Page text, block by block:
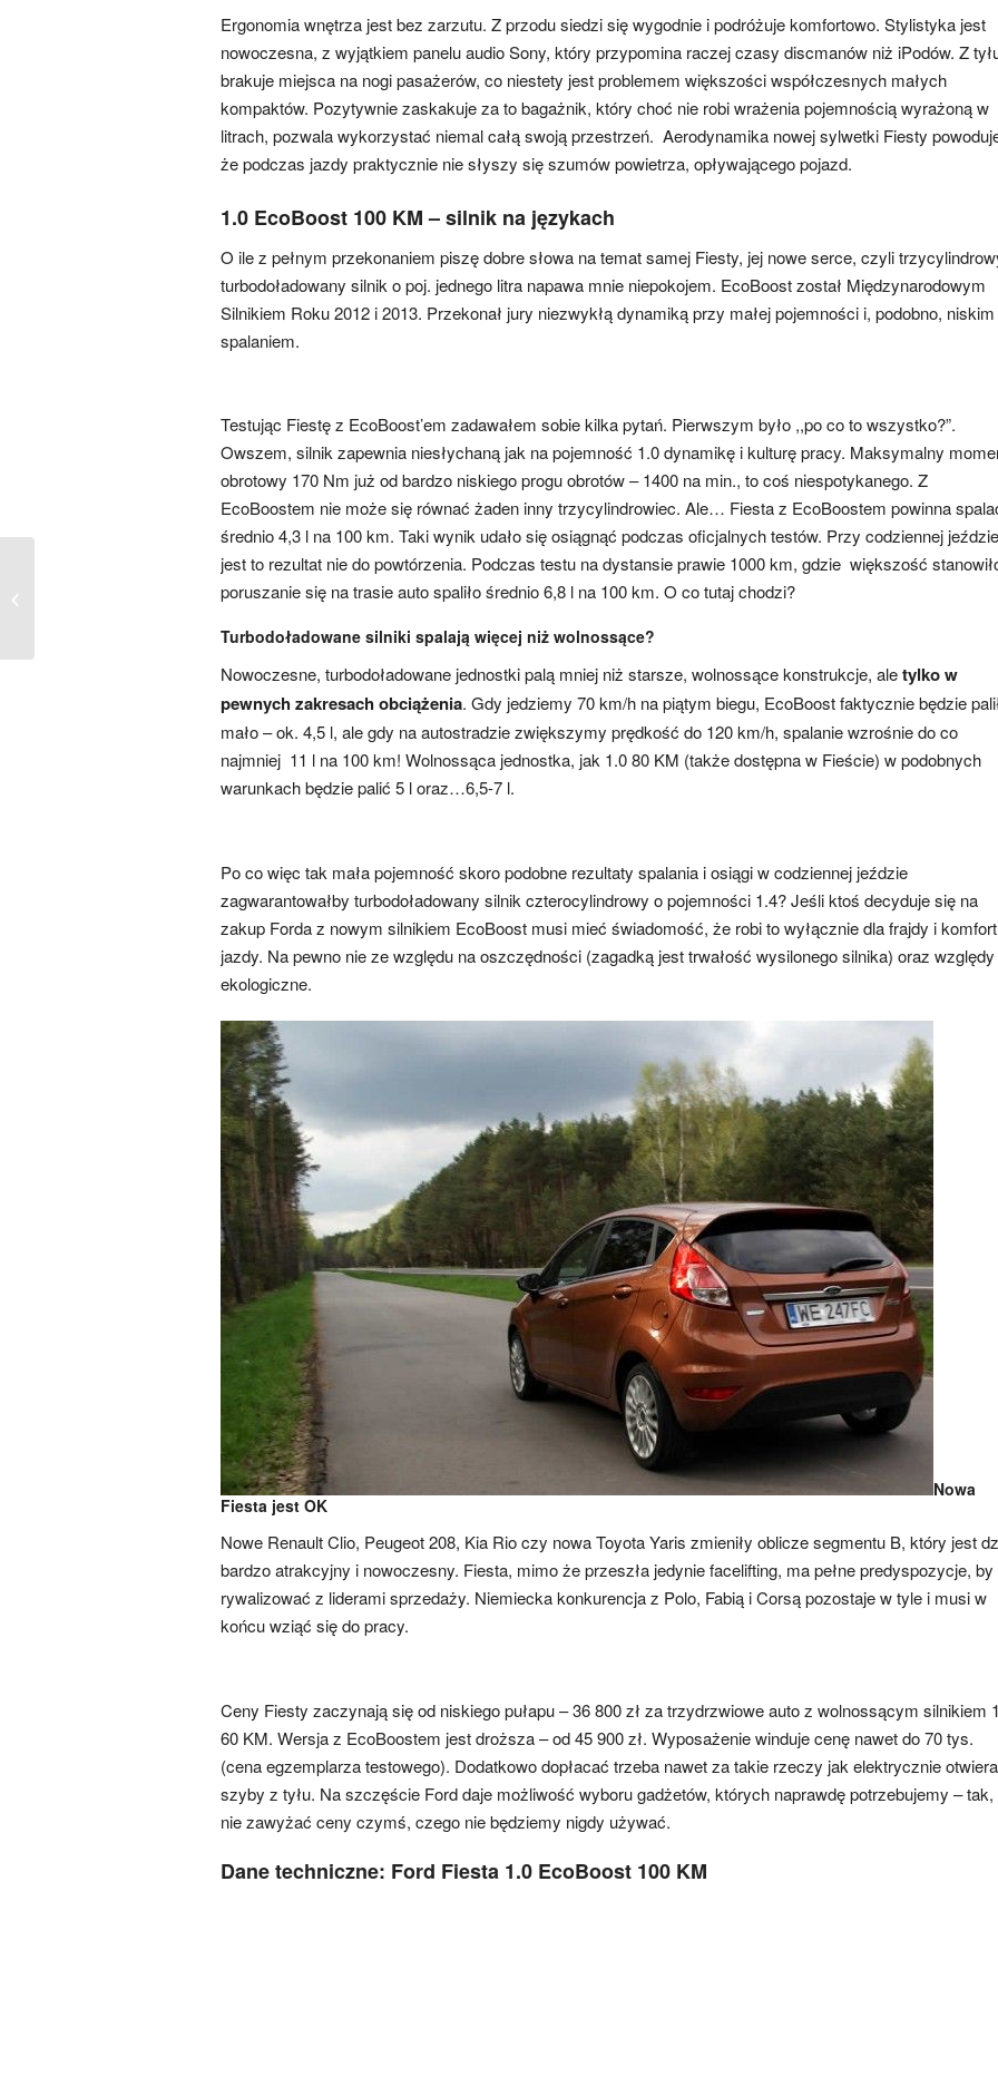
Ergonomia wnętrza jest bez zarzutu. Z przodu siedzi się wygodnie i podróżuje komfortowo. Stylistyka jest
nowoczesna, z wyjątkiem panelu audio Sony, który przypomina raczej czasy discmanów niż iPodów. Z
brakuje miejsca na nogi pasażerów, co niestety jest problemem większości współczesnych małych
kompaktów. Pozytywnie zaskakuje za to bagażnik, który choć nie robi wrażenia pojemnością wyrażoną w
litrach, pozwala wykorzystać niemal całą swoją przestrzeń. Aerodynamika nowej sylwetki Fiesty
że podczas jazdy praktycznie nie słyszy się szumów powietrza, opływającego pojazd.
1.0 EcoBoost 100 KM – silnik na językach
O ile z pełnym przekonaniem piszę dobre słowa na temat samej Fiesty, jej nowe serce, czyli
turbodoładowany silnik o poj. jednego litra napawa mnie niepokojem. EcoBoost został Międzynarodowym
Silnikiem Roku 2012 i 2013. Przekonał jury niezwykłą dynamiką przy małej pojemności i, podobno, niskim
spalaniem.
Testując Fiestę z EcoBoost’em zadawałem sobie kilka pytań. Pierwszym było ,,po co to wszystko?”.
Owszem, silnik zapewnia niesłychaną jak na pojemność 1.0 dynamikę i kulturę pracy. Maksymalny
obrotowy 170 Nm już od bardzo niskiego progu obrotów – 1400 na min., to coś niespotykanego. Z
EcoBoostem nie może się równać żaden inny trzycylindrowiec. Ale… Fiesta z EcoBoostem powinna
średnio 4,3 l na 100 km. Taki wynik udało się osiągnąć podczas oficjalnych testów. Przy codziennej jeździe
jest to rezultat nie do powtórzenia. Podczas testu na dystansie prawie 1000 km, gdzie większość
poruszanie się na trasie auto spaliło średnio 6,8 l na 100 km. O co tutaj chodzi?
Turbodoładowane silniki spalają więcej niż wolnossące?
Nowoczesne, turbodoładowane jednostki palą mniej niż starsze, wolnossące konstrukcje, aletylko w
pewnych zakresach obciążenia. Gdy jedziemy 70 km/h na piątym biegu, EcoBoost faktycznie będzie
mało – ok. 4,5 l, ale gdy na autostradzie zwiększymy prędkość do 120 km/h, spalanie wzrośnie do co
najmniej 11 l na 100 km! Wolnossąca jednostka, jak 1.0 80 KM (także dostępna w Fieście) w podobnych
warunkach będzie palić 5 l oraz…6,5-7 l.
Po co więc tak mała pojemność skoro podobne rezultaty spalania i osiągi w codziennej jeździe
zagwarantowałby turbodoładowany silnik czterocylindrowy o pojemności 1.4? Jeśli ktoś decyduje się na
zakup Forda z nowym silnikiem EcoBoost musi mieć świadomość, że robi to wyłącznie dla frajdy i
jazdy. Na pewno nie ze względu na oszczędności (zagadką jest trwałość wysilonego silnika) oraz względy
ekologiczne.
Nowa
Fiesta jest OK
Nowe Renault Clio, Peugeot 208, Kia Rio czy nowa Toyota Yaris zmieniły oblicze segmentu B, który jest
bardzo atrakcyjny i nowoczesny. Fiesta, mimo że przeszła jedynie facelifting, ma pełne predyspozycje, by
rywalizować z liderami sprzedaży. Niemiecka konkurencja z Polo, Fabią i Corsą pozostaje w tyle i musi w
końcu wziąć się do pracy.
Ceny Fiesty zaczynają się od niskiego pułapu – 36 800 zł za trzydrzwiowe auto z wolnossącym silnikiem
60 KM. Wersja z EcoBoostem jest droższa – od 45 900 zł. Wyposażenie winduje cenę nawet do 70 tys.
(cena egzemplarza testowego). Dodatkowo dopłacać trzeba nawet za takie rzeczy jak elektrycznie
szyby z tyłu. Na szczęście Ford daje możliwość wyboru gadżetów, których naprawdę potrzebujemy – tak,
nie zawyżać ceny czymś, czego nie będziemy nigdy używać.
Dane techniczne: Ford Fiesta 1.0 EcoBoost 100 KM